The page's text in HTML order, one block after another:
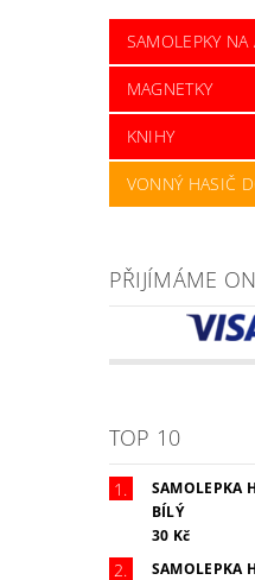
SAMOLEPKY NA
MAGNETKY
KNIHY
VONNÝ HASIČ
PŘIJÍMÁME
TOP 10
SAMOLEPKA
BÍLÝ
30 Kč
SAMOLEPKA